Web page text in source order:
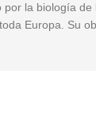
la biología
Europa. Su